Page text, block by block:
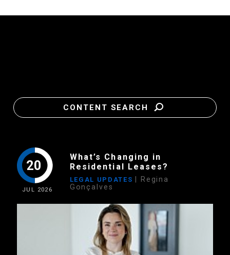
CONTENT SEARCH
20
JUL 2026
What’s Changing in
Residential Leases?
LEGAL UPDATES
| Regina
Gonçalves